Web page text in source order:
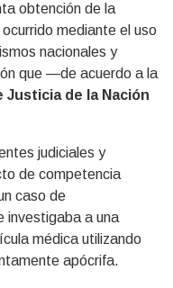
obtención de la
mediante el uso
nacionales y
que —de acuerdo a la
Justicia de la Nación
judiciales y
de competencia
caso de
investigaba a una
médica utilizando
apócrifa.